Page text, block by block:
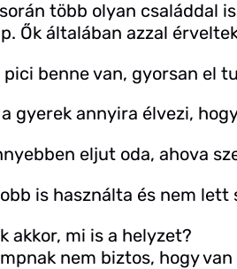
több olyan családdal
Ők általában azzal
pici benne van, gyorsan el
a gyerek annyira élvezi,
eljut oda, ahova
is használta és nem lett
akkor, mi is a helyzet?
nem biztos, hogy